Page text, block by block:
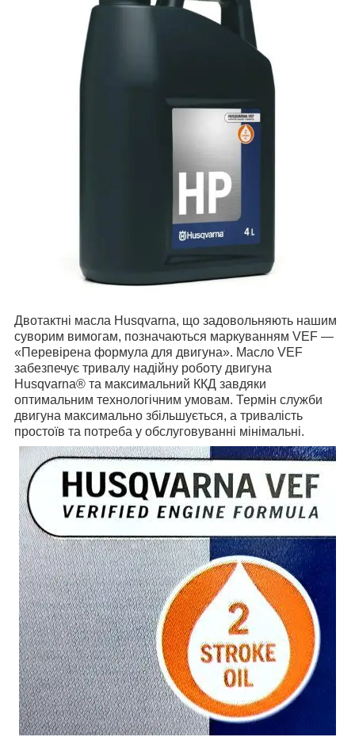
Двотактні масла Husqvarna, що задовольняють нашим
суворим вимогам, позначаються маркуванням VEF —
«Перевірена формула для двигуна». Масло VEF
забезпечує тривалу надійну роботу двигуна
Husqvarna® та максимальний ККД завдяки
оптимальним технологічним умовам. Термін служби
двигуна максимально збільшується, а тривалість
простоїв та потреба у обслуговуванні мінімальні.